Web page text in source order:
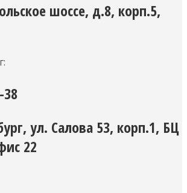
шоссе, д.8, корп.5,
38
ул. Салова 53, корп.1, БЦ
22